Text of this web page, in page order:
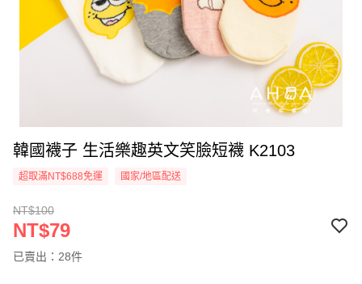
韓國襪子 生活樂趣英文笑臉短襪 K2103
超取滿NT$688免運 國家/地區配送
NT$100
NT$79
已賣出：28件